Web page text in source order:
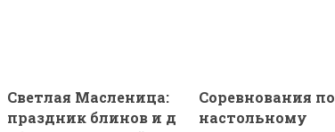
Светлая Масленица:
праздник блинов и д
Соревнования по
настольному